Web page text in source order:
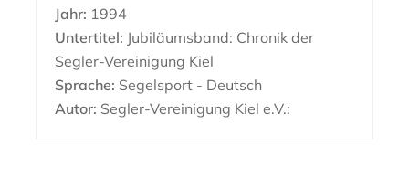
Jahr: 1994
Untertitel: Jubiläumsband: Chronik der
Segler-Vereinigung Kiel
Sprache: Segelsport - Deutsch
Autor: Segler-Vereinigung Kiel e.V.: